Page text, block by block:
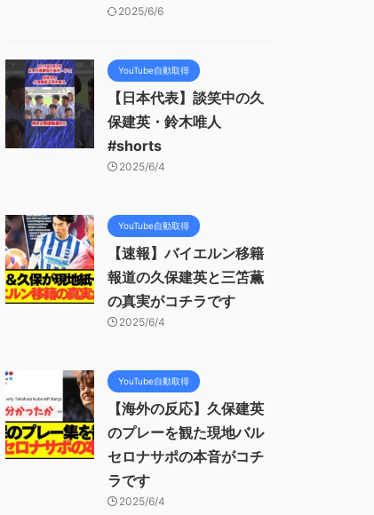
2025/6/6
YouTube自動取得
【日本代表】談笑中の久
保建英・鈴木唯人
#shorts
2025/6/4
YouTube自動取得
【速報】バイエルン移籍
報道の久保建英と三笘薫
の真実がコチラです
2025/6/4
YouTube自動取得
【海外の反応】久保建英
のプレーを観た現地バル
セロナサポの本音がコチ
ラです
2025/6/4